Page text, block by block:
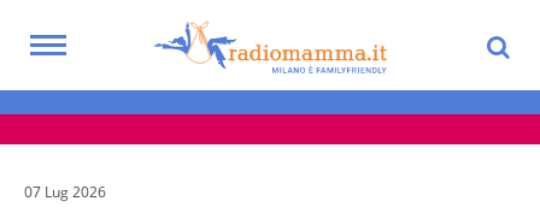
main
Toggle
Eventi per bambini, ragazzi e adolescenti
nella Città Metropolitana di Milano
07 Lug 2026